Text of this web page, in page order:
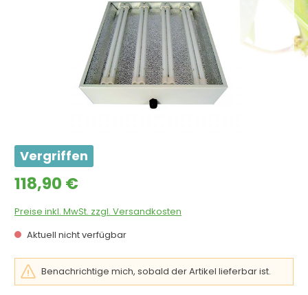
Vergriffen
Regulärer Preis:
118,90 €
Preise inkl. MwSt. zzgl. Versandkosten
Aktuell nicht verfügbar
Benachrichtige mich, sobald der Artikel lieferbar ist.